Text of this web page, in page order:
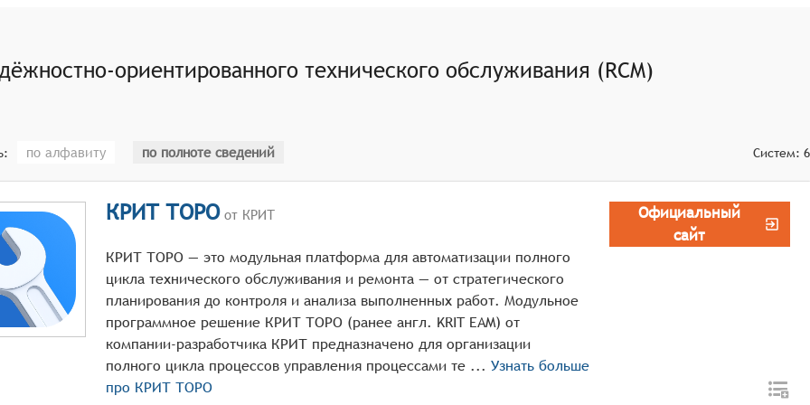
система должна уметь прогнозировать возможные отказы оборудования, используя методы машинного обучения
минимизировать простои и расходы на обслуживание.
оптимизировать процессы технического обслуживания и повышать надёжность оборудования.
ориентированного технического обслуживания (RCM)
по алфавиту по полноте сведений Систем: 6
КРИТ ТОРОот КРИТ
КРИТ ТОРО — это модульная платформа для автоматизации полного
цикла технического обслуживания и ремонта — от стратегического
планирования до контроля и анализа выполненных работ. Модульное
программное решение КРИТ ТОРО (ранее англ. KRIT EAM) от
компании-разработчика КРИТ предназначено для организации
полного цикла процессов управления процессами те ... Узнать больше
про КРИТ ТОРО
Официальный
сайт